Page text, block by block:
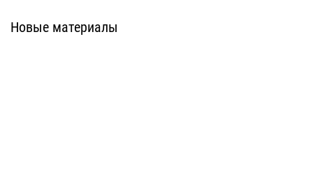
Новые материалы